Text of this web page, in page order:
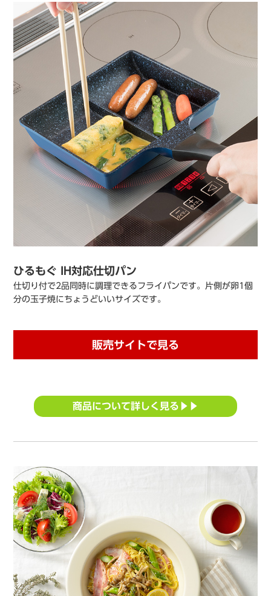
ひるもぐ IH対応仕切パン
仕切り付で2品同時に調理できるフライパンです。片側が卵1個
分の玉子焼にちょうどいいサイズです。
販売サイトで見る
商品について詳しく見る▶▶